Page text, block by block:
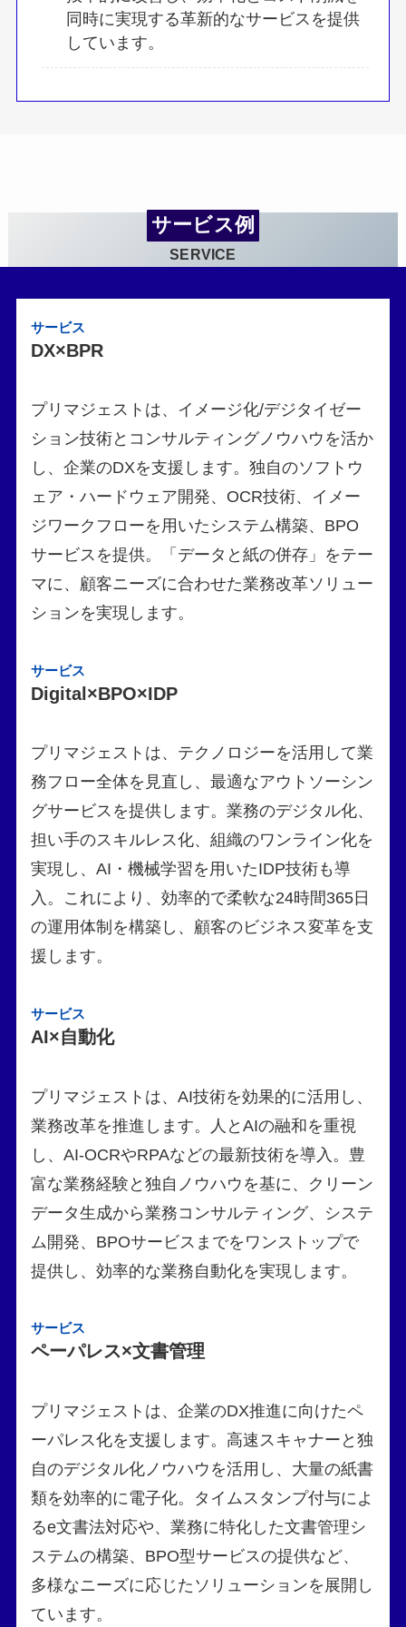
同時に実現する革新的なサービスを提供
しています。
サービス例
SERVICE
サービス
DX×BPR
プリマジェストは、イメージ化/デジタイゼー
ション技術とコンサルティングノウハウを活か
し、企業のDXを支援します。独自のソフトウ
ェア・ハードウェア開発、OCR技術、イメー
ジワークフローを用いたシステム構築、BPO
サービスを提供。「データと紙の併存」をテー
マに、顧客ニーズに合わせた業務改革ソリュー
ションを実現します。
サービス
Digital×BPO×IDP
プリマジェストは、テクノロジーを活用して業
務フロー全体を見直し、最適なアウトソーシン
グサービスを提供します。業務のデジタル化、
担い手のスキルレス化、組織のワンライン化を
実現し、AI・機械学習を用いたIDP技術も導
入。これにより、効率的で柔軟な24時間365日
の運用体制を構築し、顧客のビジネス変革を支
援します。
サービス
AI×自動化
プリマジェストは、AI技術を効果的に活用し、
業務改革を推進します。人とAIの融和を重視
し、AI-OCRやRPAなどの最新技術を導入。豊
富な業務経験と独自ノウハウを基に、クリーン
データ生成から業務コンサルティング、システ
ム開発、BPOサービスまでをワンストップで
提供し、効率的な業務自動化を実現します。
サービス
ペーパレス×文書管理
プリマジェストは、企業のDX推進に向けたペ
ーパレス化を支援します。高速スキャナーと独
自のデジタル化ノウハウを活用し、大量の紙書
類を効率的に電子化。タイムスタンプ付与によ
るe文書法対応や、業務に特化した文書管理シ
ステムの構築、BPO型サービスの提供など、
多様なニーズに応じたソリューションを展開し
ています。